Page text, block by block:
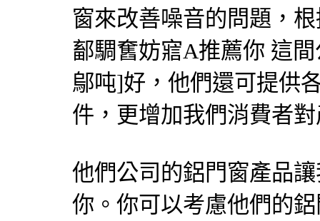
窗來改善噪音的問題，
鄐騆𡚒妨寣A推薦你 這
鄔吨]好，他們還可提供
件，更增加我們消費者
他們公司的鋁門窗產品
你。你可以考慮他們的